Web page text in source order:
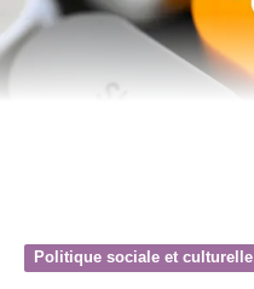
Politique sociale et culturelle